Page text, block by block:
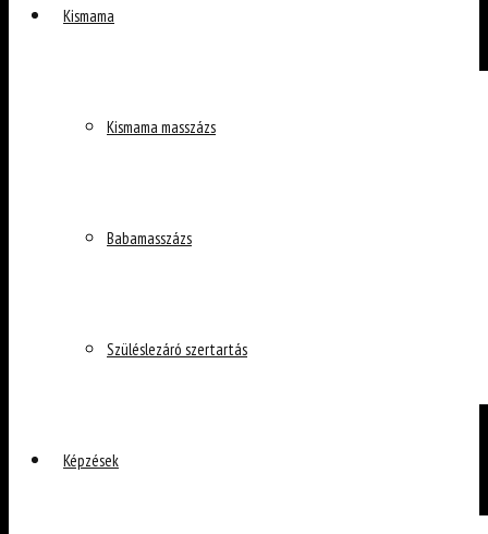
Kismama
Kismama masszázs
Babamasszázs
Szüléslezáró szertartás
Képzések